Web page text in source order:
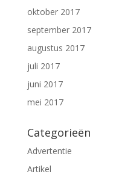
oktober 2017
september 2017
augustus 2017
juli 2017
juni 2017
mei 2017
Categorieën
Advertentie
Artikel